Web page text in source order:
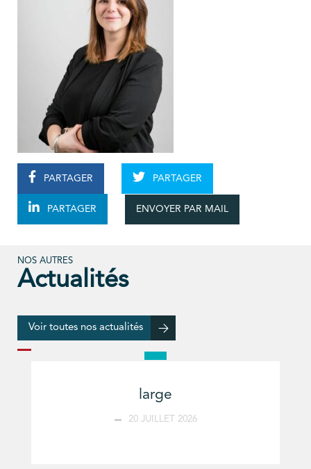
PARTAGER PARTAGER
PARTAGER ENVOYER PAR MAIL
NOS AUTRES
Actualités
Voir toutes nos actualités
large
20 JUILLET 2026